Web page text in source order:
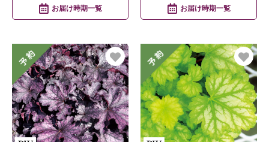
お届け時期一覧 お届け時期一覧